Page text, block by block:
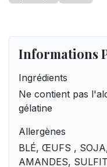
Informations
Ingrédients
Ne contient pas
gélatine
Allergènes
BLÉ, ŒUFS ,
AMANDES,